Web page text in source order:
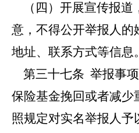
（四）开展宣传报道
意，不得公开举报人的
地址、联系方式等信息。
第三十七条 举报事
保险基金挽回或者减少
照规定对实名举报人予